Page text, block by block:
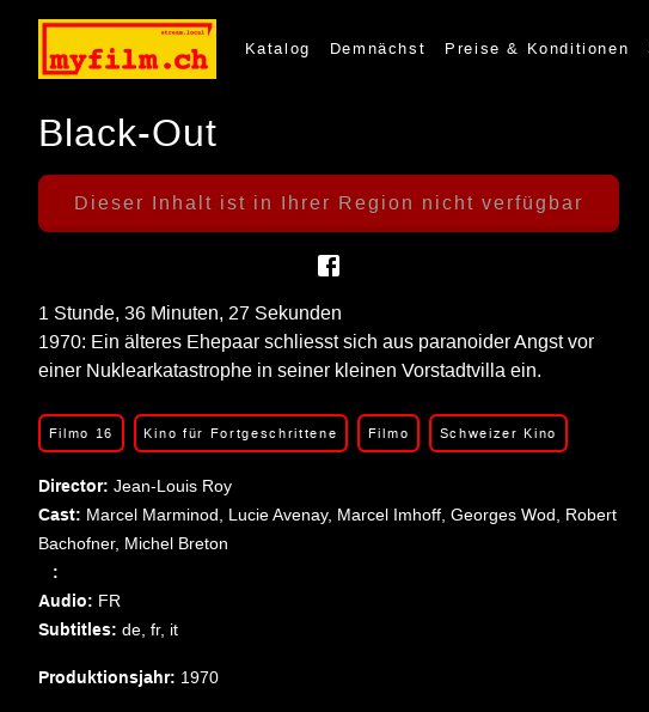
Katalog Demnächst Preise & Konditionen
Black-Out
Dieser Inhalt ist in Ihrer Region nicht verfügbar
1 Stunde, 36 Minuten, 27 Sekunden
1970: Ein älteres Ehepaar schliesst sich aus paranoider Angst vor
einer Nuklearkatastrophe in seiner kleinen Vorstadtvilla ein.
Filmo 16 Kino für Fortgeschrittene Filmo Schweizer Kino
Director: Jean-Louis Roy
Cast: Marcel Marminod, Lucie Avenay, Marcel Imhoff, Georges Wod, Robert
Bachofner, Michel Breton
   :
Audio: FR
Subtitles: de, fr, it
Produktionsjahr: 1970